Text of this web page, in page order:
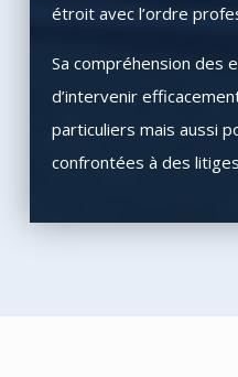
étroit avec l’ordre
Sa compréhension des
d’intervenir
particuliers mais aussi
confrontées à des